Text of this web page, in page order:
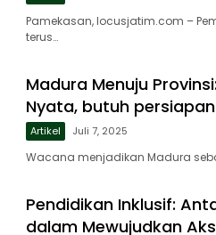
Pamekasan, locusjatim.com –
terus…
Madura Menuju
Nyata, butuh
Artikel Juli 7, 2025
Wacana menjadikan Madura
Pendidikan Inklusif:
dalam Mewujudkan